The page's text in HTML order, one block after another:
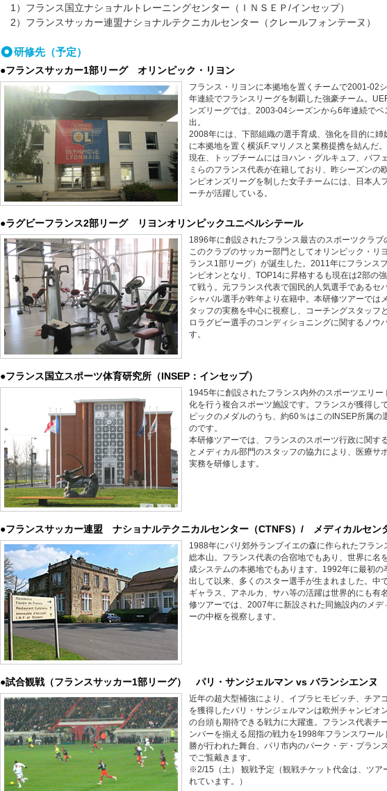
1）フランス国立ナショナルトレーニングセンター（ＩＮＳＥＰ/インセップ）
2）フランスサッカー連盟ナショナルテクニカルセンター（クレールフォンテーヌ）
研修先（予定）
●フランスサッカー1部リーグ オリンピック・リヨン
フランス・リヨンに本拠地を置くチームで2001-02
年連続でフランスリーグを制覇した強豪チーム。
ンズリーグでは、2003-04シーズンから6年連続でベ
出。
2008年には、下部組織の選手育成、強化を目的に姉
に本拠地を置く横浜F.マリノスと業務提携を結んだ。
現在、トップチームにはヨハン・グルキュフ、バフ
ミらのフランス代表が在籍しており、昨シーズンの
ンピオンズリーグを制した女子チームには、日本人
ーチが活躍している。
●ラグビーフランス2部リーグ リヨンオリンピックユニベルシテール
1896年に創設されたフランス最古のスポーツクラブ
このクラブのサッカー部門としてオリンピック・リ
ランス1部リーグ）が誕生した。2011年にフランス
ンピオンとなり、TOP14に昇格するも現在は2部の
て戦う。元フランス代表で国民的人気選手であるセ
シャバル選手が昨年より在籍中。本研修ツアーでは
タッフの実務を中心に視察し、コーチングスタッフ
ロラグビー選手のコンディショニングに関するノウ
す。
●フランス国立スポーツ体育研究所（INSEP：インセップ）
1945年に創設されたフランス内外のスポーツエリー
化を行う複合スポーツ施設です。フランスが獲得し
ピックのメダルのうち、約60％はこのINSEP所属の
のです。
本研修ツアーでは、フランスのスポーツ行政に関す
とメディカル部門のスタッフの協力により、医療サ
実務を研修します。
●フランスサッカー連盟 ナショナルテクニカルセンター（CTNFS）/ メディカルセン
1988年にパリ郊外ランブイエの森に作られたフラン
総本山。フランス代表の合宿地でもあり、世界に名
成システムの本拠地でもあります。1992年に最初の
出して以来、多くのスター選手が生まれました。中
ギャラス、アネルカ、サハ等の活躍は世界的にも有
修ツアーでは、2007年に新設された同施設内のメデ
ーの中枢を視察します。
●試合観戦（フランスサッカー1部リーグ） パリ・サンジェルマン vs バランシエンヌ
近年の超大型補強により、イブラヒモビッチ、チア
を獲得したパリ・サンジェルマンは欧州チャンピオ
の台頭も期待できる戦力に大躍進。フランス代表チ
ンバーを揃える屈指の戦力を1998年フランスワール
勝が行われた舞台、パリ市内のパーク・デ・プラン
でご覧戴きます。
※2/15（土） 観戦予定（観戦チケット代金は、ツア
れています。）